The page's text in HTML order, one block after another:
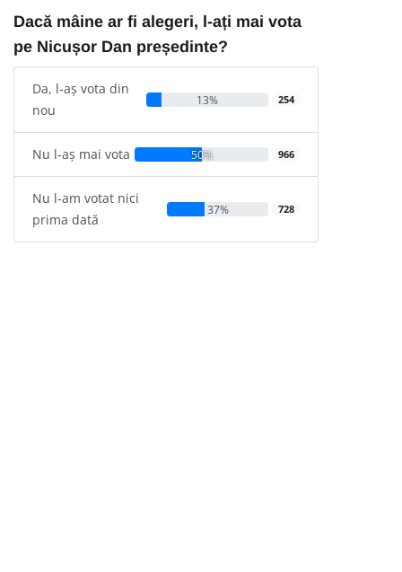
Dacă mâine ar fi alegeri, l-ați mai vota
pe Nicușor Dan președinte?
Da, l-aș vota din
nou
13% 254
Nu l-aș mai vota 50% 966
Nu l-am votat nici
prima dată
37% 728